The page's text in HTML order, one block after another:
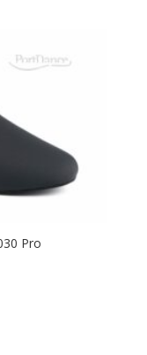
Pro